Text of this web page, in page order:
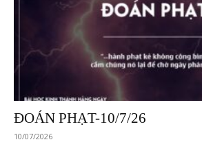
ĐOÁN PHẠT-10/7/26
10/07/2026